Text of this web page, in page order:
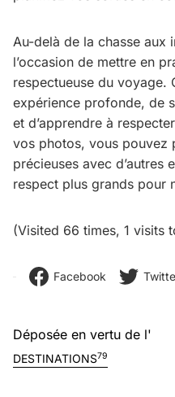
Au-delà de la chasse aux
l’occasion de mettre en
respectueuse du voyage.
expérience profonde, de
et d’apprendre à
vos photos, vous pouvez
précieuses avec d’autres
respect plus grands pour
(Visited 66 times, 1 visits
Facebook
Déposée en vertu de l'
DESTINATIONS79